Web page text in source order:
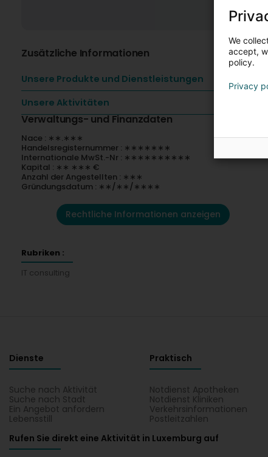
Zusätzliche Informationen
Unsere Produkte und Dienstleistungen
Unsere Aktivitäten
Verwaltungs- und Finanzdaten
Nace : ∗∗.∗∗∗
Handelsregisternummer : ∗∗∗∗∗∗∗
Internationale MwSt.-Nr : ∗∗∗∗∗∗∗∗∗∗
Kapital : ∗∗ ∗∗∗ €
Anzahl der Angestellten : ∗∗∗
Gründungsdatum : ∗∗/∗∗/∗∗∗∗
Rechtliche Informationen anzeigen
Rubriken :
IT consulting
Dienste
Suche nach Aktivität
Suche nach Stadt
Ein Angebot anfordern
Lebensstill
Praktisch
Notdienst Apotheken
Notdienst Kliniken
Verkehrsinformationen
Postleitzahlen
Rufen Sie direkt eine Aktivität in Luxemburg auf
We
accept,
policy.
Privacy